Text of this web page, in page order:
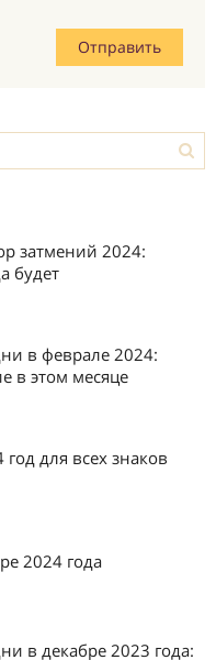
затмений 2024:
будет
в феврале 2024:
в этом месяце
для всех знаков
2024 года
в декабре 2023 года: